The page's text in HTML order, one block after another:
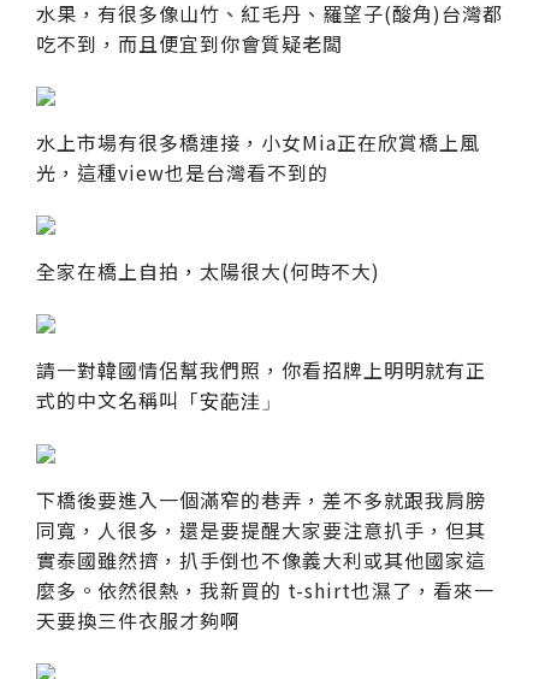
水果，有很多像山竹、紅毛丹、羅望子(酸角)台灣都
吃不到，而且便宜到你會質疑老闆
水上市場有很多橋連接，小女Mia正在欣賞橋上風
光，這種view也是台灣看不到的
全家在橋上自拍，太陽很大(何時不大)
請一對韓國情侶幫我們照，你看招牌上明明就有正
式的中文名稱叫「安葩洼」
下橋後要進入一個滿窄的巷弄，差不多就跟我肩膀
同寬，人很多，還是要提醒大家要注意扒手，但其
實泰國雖然擠，扒手倒也不像義大利或其他國家這
麼多。依然很熱，我新買的 t-shirt也濕了，看來一
天要換三件衣服才夠啊